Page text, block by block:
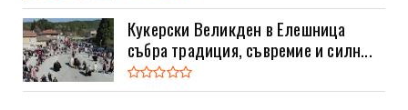
Кукерски Великден в Елешница
събра традиция, съвремие и силн...